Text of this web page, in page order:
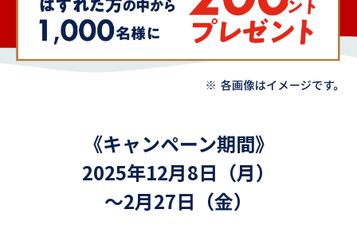
《キャンペーン期間》
2025年12月8日（月）
～2月27日（金）